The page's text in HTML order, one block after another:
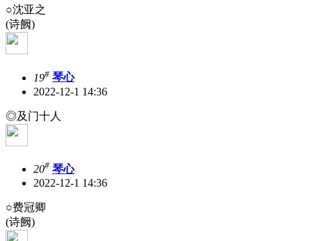
○沈亚之
(诗阙)
19# 琴心
2022-12-1 14:36
◎及门十人
20# 琴心
2022-12-1 14:36
○费冠卿
(诗阙)